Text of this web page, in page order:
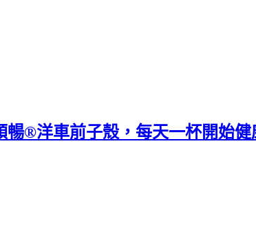
暢®洋車前子殼，每天一杯開始